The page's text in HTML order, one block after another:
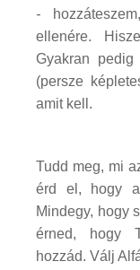
-
ellenére.
Gyakran
(persze
amit kell.
Tudd meg, mi
érd el, hogy
Mindegy, hogy
érned, hogy
hozzád. Válj